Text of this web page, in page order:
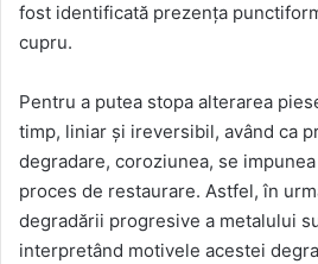
fost identificată prezenţa
cupru.
Pentru a putea stopa alterarea
timp, liniar şi ireversibil, având ca
degradare, coroziunea, se
proces de restaurare. Astfel, în
degradării progresive a metalului
interpretând motivele acestei